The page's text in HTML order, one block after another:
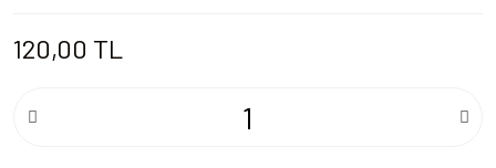
120,00 TL